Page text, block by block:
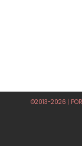
©2013-2026 |